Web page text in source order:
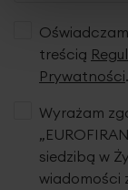
Podany
przed
Dane
treścią
Prywatności.
Wyrażam
siedzibą w
wiadomości